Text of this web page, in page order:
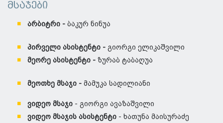
მსაჯები
არბიტრი - ბაკურ ნინუა
პირველი ასისტენტი - გიორგი ელიკაშვილი
მეორე ასისტენტი - ზურაბ ტაბაღუა
მეოთხე მსაჯი - მამუკა სადილიანი
ვიდეო მსაჯი - გიორგი ავაზაშვილი
ვიდეო მსაჯის ასისტენტი - ხათუნა მაისურაძე